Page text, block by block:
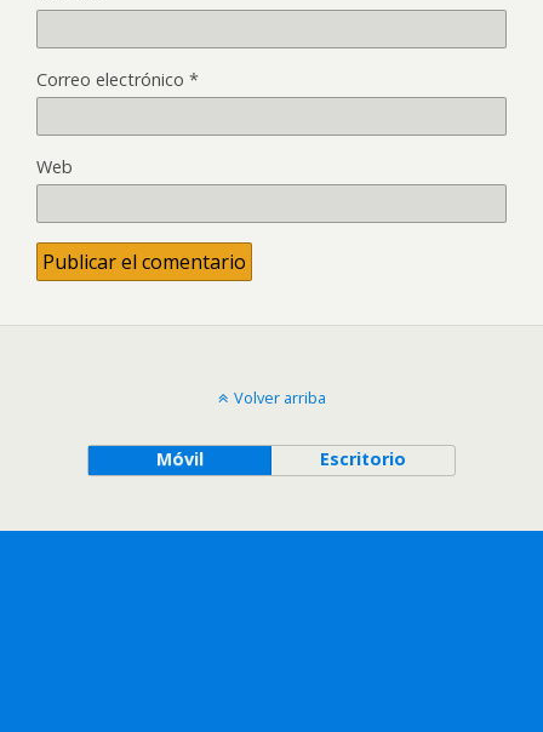
Correo electrónico *
Web
Volver arriba
Móvil Escritorio